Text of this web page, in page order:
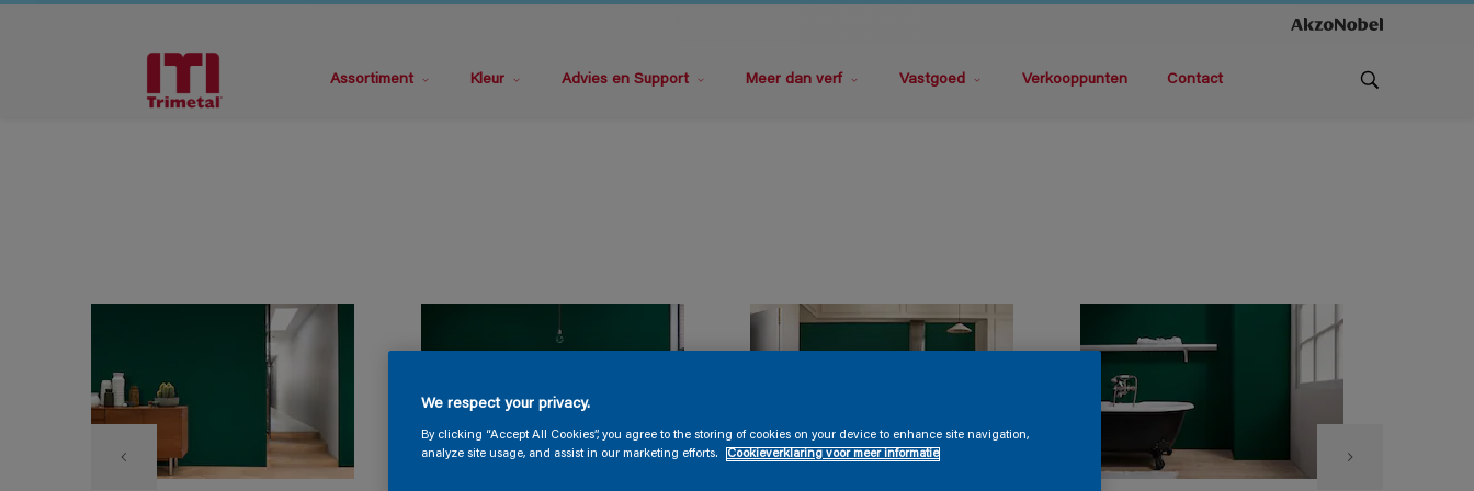
Assortiment Kleur Advies en Support Meer dan verf Vastgoed Verkooppunten Contact
We respect your privacy.
By clicking “Accept All Cookies”, you agree to the storing of cookies on your device to enhance site navigation,
analyze site usage, and assist in our marketing efforts.
Cookieverklaring voor meer informatie